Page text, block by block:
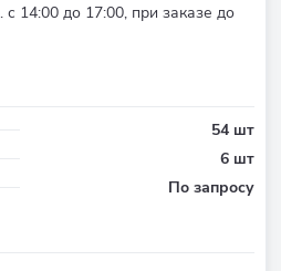
с 14:00 до 17:00, при заказе до
54 шт
6 шт
По запросу